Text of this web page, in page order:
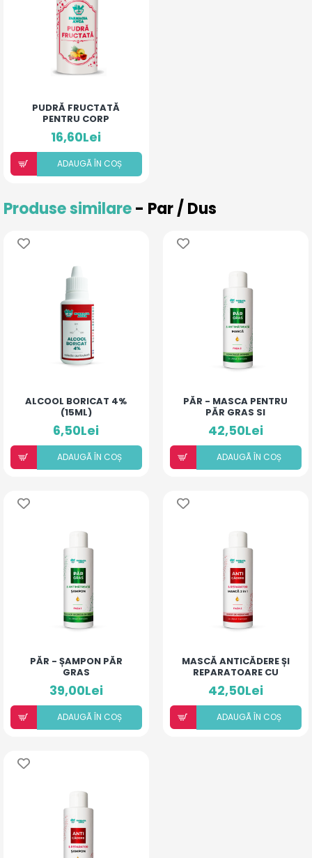
PUDRĂ FRUCTATĂ
PENTRU CORP
16,60Lei
ADAUGÃ ÎN COȘ
Produse similare- Par / Dus
ALCOOL BORICAT 4%
(15ML)
6,50Lei
ADAUGÃ ÎN COȘ
PĂR - MASCA PENTRU
PĂR GRAS SI
ANTIMATREATA
42,50Lei
ADAUGÃ ÎN COȘ
PĂR - ȘAMPON PĂR
GRAS
39,00Lei
ADAUGÃ ÎN COȘ
MASCĂ ANTICĂDERE ȘI
REPARATOARE CU
ULEIURI ESENTIALE
42,50Lei
ADAUGÃ ÎN COȘ